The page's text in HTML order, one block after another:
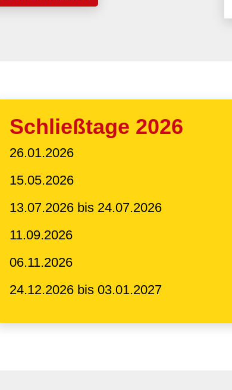
Schließtage 2026
26.01.2026
15.05.2026
13.07.2026 bis 24.07.2026
11.09.2026
06.11.2026
24.12.2026 bis 03.01.2027